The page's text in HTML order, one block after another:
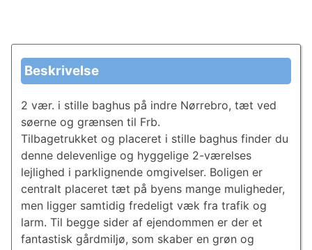
Beskrivelse
2 vær. i stille baghus på indre Nørrebro, tæt ved
søerne og grænsen til Frb.
Tilbagetrukket og placeret i stille baghus finder du
denne delevenlige og hyggelige 2-værelses
lejlighed i parklignende omgivelser. Boligen er
centralt placeret tæt på byens mange muligheder,
men ligger samtidig fredeligt væk fra trafik og
larm. Til begge sider af ejendommen er der et
fantastisk gårdmiljø, som skaber en grøn og